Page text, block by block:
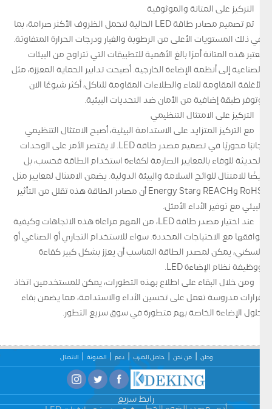
التركيز على المتانة والموثوقية
تم تصميم مصادر طاقة LED الحالية لتحمل الظروف الأكثر صرامة، بما
في ذلك المستويات الأعلى من الرطوبة والغبار ودرجات الحرارة المتفاوتة.
تعتبر هذه المتانة أمرًا بالغ الأهمية للتطبيقات التي تتراوح من البيئات
الصناعية إلى أنظمة الإضاءة الخارجية. أصبحت تدابير الحماية المعززة، مثل
الأغلفة المقاومة للماء والطلاءات المقاومة للتآكل، أكثر شيوعًا الآن
وتوفر طبقة إضافية من الأمان ضد التحديات البيئية.
التركيز على الامتثال التنظيمي
مع التركيز المتزايد على الاستدامة البيئية، أصبح الامتثال التنظيمي
جانبًا محوريًا في تصميم مصدر طاقة LED. لا يقتصر الأمر على الوحدات
الحديثة للوفاء بالمعايير الصارمة لكفاءة استخدام الطاقة فحسب، بل
أيضًا للامتثال للوائح السلامة والبيئة الدولية. يضمن الامتثال لمعايير مثل
RoHS وREACH وEnergy Star أن مصادر الطاقة هذه تقلل من التأثير
البيئي مع توفير الأداء الأمثل.
عند اختيار مصدر طاقة LED، من المهم مراعاة هذه الاتجاهات وكيفية
توافقها مع الاحتياجات المحددة. سواء للاستخدام التجاري أو الصناعي أو
السكني، يمكن لمصدر الطاقة المناسب أن يعزز بشكل كبير كفاءة
ووظيفة نظام الإضاءة LED.
ومن خلال البقاء على اطلاع بهذه التطورات، يمكن للمستخدمين اتخاذ
قرارات مدروسة تعمل على تحسين الأداء والاستدامة، مما يضمن بقاء
حلول الإضاءة الخاصة بهم متطورة في سوق سريع التطور.
وطن من نحن حاصل الضرب دعم المدونة الاتصال
رابط سريع